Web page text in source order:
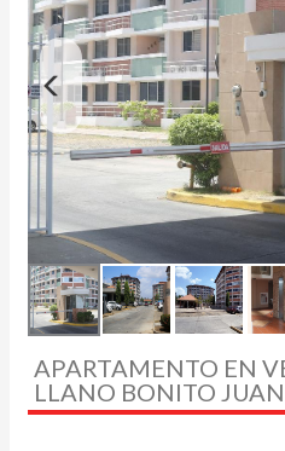
APARTAMENTO EN
LLANO BONITO